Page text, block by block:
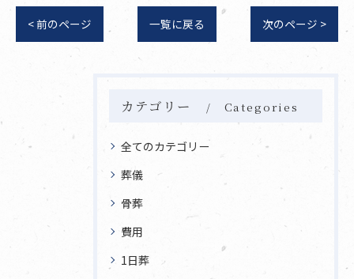
< 前のページ 一覧に戻る 次のページ >
カテゴリー Categories
全てのカテゴリー
葬儀
骨葬
費用
1日葬